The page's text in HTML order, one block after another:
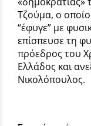
Τζούμα, ο
“έφυγε” με
επίσπευσε τη
πρόεδρος του
Ελλάδος και
Νικολόπουλος.